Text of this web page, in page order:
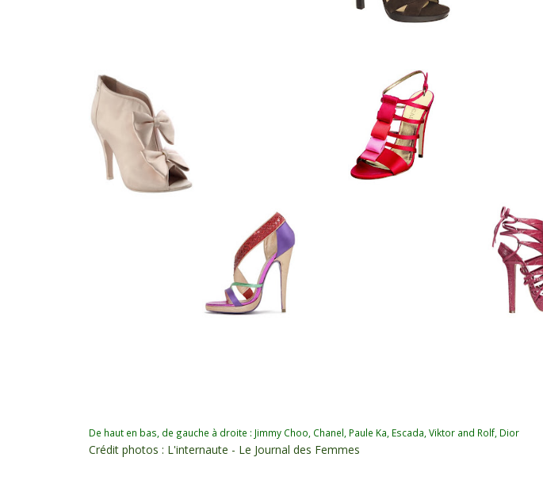
De haut en bas, de gauche à droite : Jimmy Choo, Chanel, Paule Ka, Escada, Viktor and Rolf, Dior
Crédit photos : L'internaute - Le Journal des Femmes